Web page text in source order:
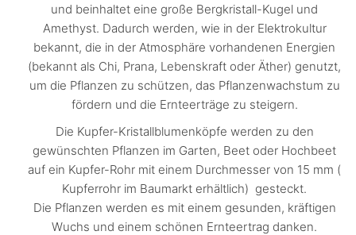
und beinhaltet eine große Bergkristall-Kugel und
Amethyst. Dadurch werden, wie in der Elektrokultur
bekannt, die in der Atmosphäre vorhandenen Energien
(bekannt als Chi, Prana, Lebenskraft oder Äther) genutzt,
um die Pflanzen zu schützen, das Pflanzenwachstum zu
fördern und die Ernteerträge zu steigern.
Die Kupfer-Kristallblumenköpfe werden zu den
gewünschten Pflanzen im Garten, Beet oder Hochbeet
auf ein Kupfer-Rohr mit einem Durchmesser von 15 mm (
Kupferrohr im Baumarkt erhältlich) gesteckt.
Die Pflanzen werden es mit einem gesunden, kräftigen
Wuchs und einem schönen Ernteertrag danken.